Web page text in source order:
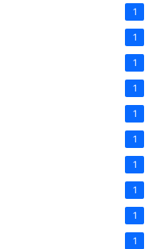
1
1
1
1
1
1
1
1
1
1